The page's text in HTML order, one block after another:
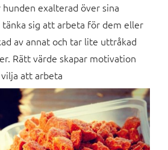
exalterad över sina
tänka sig att arbeta för dem eller
av annat och tar lite uttråkad
Rätt värde skapar motivation
att arbeta